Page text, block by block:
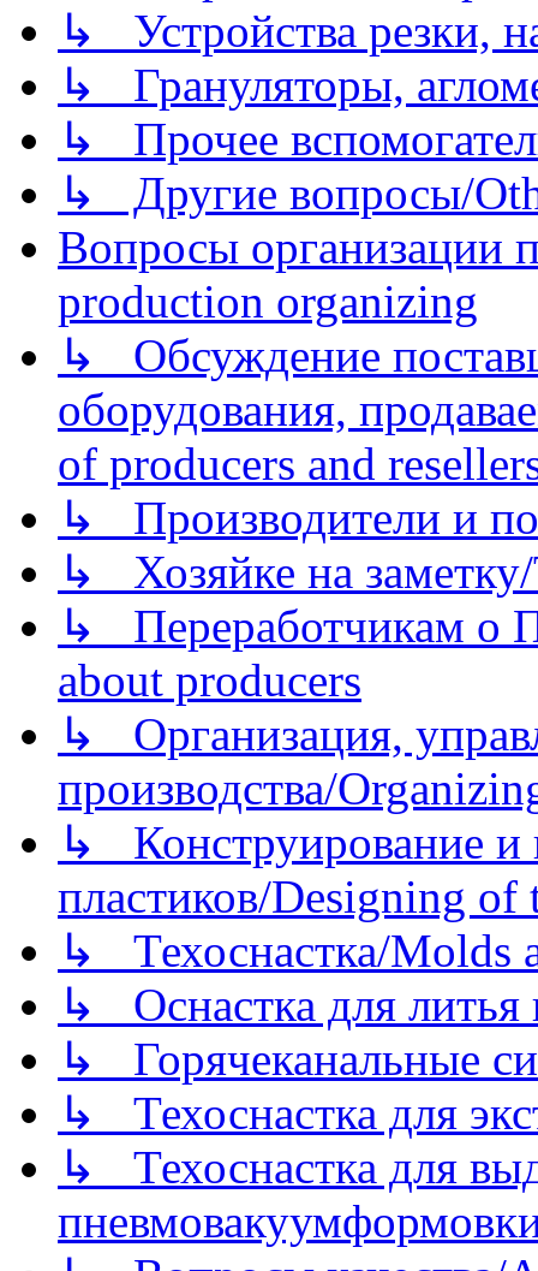
↳ Устройства резки,
↳ Грануляторы,
↳ Прочее
↳ Другие вопросы/
Вопросы организации
production organizing
↳ Обсуждение
оборудования,
of producers and
↳ Производители и
↳ Хозяйке на
↳ Переработчикам о
about producers
↳ Организация,
производства/
↳ Конструирование и
пластиков/Designing of
↳ Техоснастка/Molds
↳ Оснастка для литья
↳ Горячеканальные
↳ Техоснастка для
↳ Техоснастка для